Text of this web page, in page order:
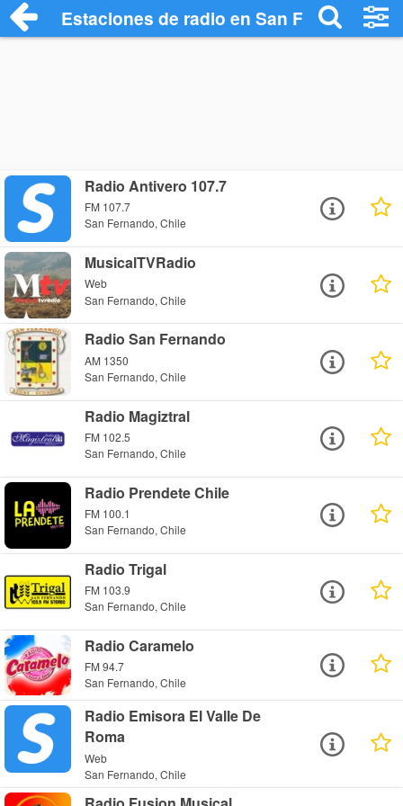
Estaciones de radio en San Fernando -
Radio Antivero 107.7
FM 107.7
San Fernando, Chile
MusicalTVRadio
Web
San Fernando, Chile
Radio San Fernando
AM 1350
San Fernando, Chile
Radio Magiztral
FM 102.5
San Fernando, Chile
Radio Prendete Chile
FM 100.1
San Fernando, Chile
Radio Trigal
FM 103.9
San Fernando, Chile
Radio Caramelo
FM 94.7
San Fernando, Chile
Radio Emisora El Valle De
Roma
Web
San Fernando, Chile